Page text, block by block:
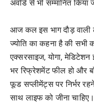
अवॉर्ड से भी सम्मानित किया
आज कल इस भाग दौड़ वाली
ज्योति का कहना है की सभी
एक्सरसाइज, योगा, मेडिटेशन
भर रिफ्रेशमेंट फील हो और
फूड सप्लीमेंट्स पर निर्भर
साथ लाइफ को जीना चाहिए।